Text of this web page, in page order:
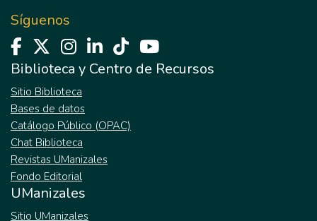
Síguenos
Biblioteca y Centro de Recursos
Sitio Biblioteca
Bases de datos
Catálogo Público (OPAC)
Chat Biblioteca
Revistas UManizales
Fondo Editorial
UManizales
Sitio UManizales